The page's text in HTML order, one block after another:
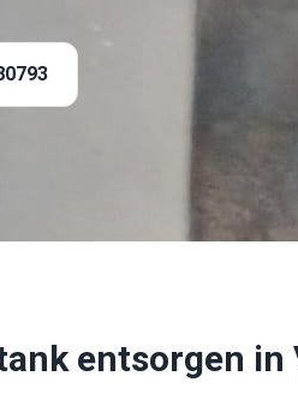
entsorgen in